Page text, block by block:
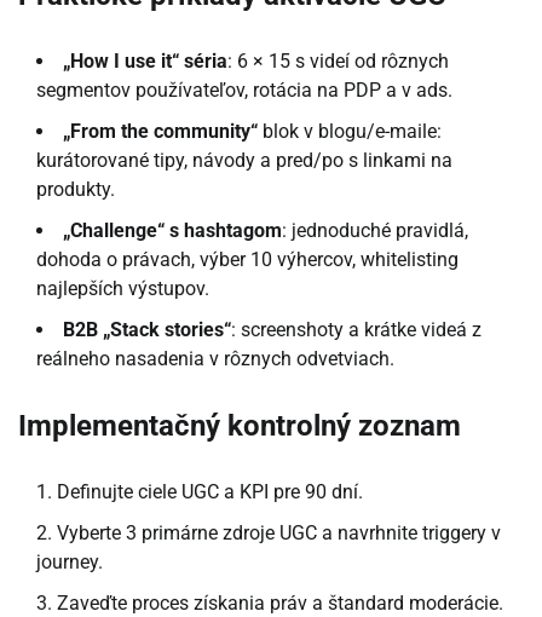
„How I use it“ séria: 6 × 15 s videí od rôznych
segmentov používateľov, rotácia na PDP a v ads.
„From the community“ blok v blogu/e-maile:
kurátorované tipy, návody a pred/po s linkami na
produkty.
„Challenge“ s hashtagom: jednoduché pravidlá,
dohoda o právach, výber 10 výhercov, whitelisting
najlepších výstupov.
B2B „Stack stories“: screenshoty a krátke videá z
reálneho nasadenia v rôznych odvetviach.
Implementačný kontrolný zoznam
Definujte ciele UGC a KPI pre 90 dní.
Vyberte 3 primárne zdroje UGC a navrhnite triggery v
journey.
Zaveďte proces získania práv a štandard moderácie.